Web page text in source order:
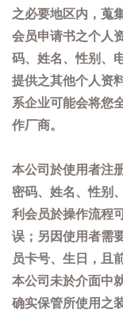
之必要地区内，蒐
会员申请书之个人
码、姓名、性别、
提供之其他个人资
系企业可能会将您
作厂商。
本公司於使用者注
密码、姓名、性别
利会员於操作流程
误；另因使用者需
员卡号、生日，且
本公司未於介面中
确实保管所使用之